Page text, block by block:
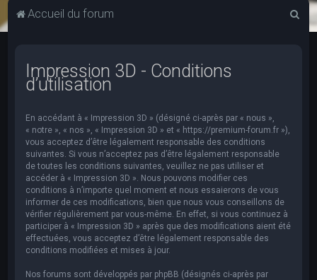
Accueil du forum
Impression 3D - Conditions
d’utilisation
En accédant à « Impression 3D » (désigné ci-après par « nous »,
« notre », « nos », « Impression 3D » et « https://premium-forum.fr »),
vous acceptez d’être légalement responsable des conditions
suivantes. Si vous n’acceptez pas d’être légalement responsable
de toutes les conditions suivantes, veuillez ne pas utiliser et
accéder à « Impression 3D ». Nous pouvons modifier ces
conditions à n’importe quel moment et nous essaierons de vous
informer de ces modifications, bien que nous vous conseillons de
vérifier régulièrement par vous-même. En effet, si vous continuez à
participer à « Impression 3D » après que des modifications aient été
effectuées, vous acceptez d’être légalement responsable des
conditions modifiées et mises à jour.
Nos forums sont développés par phpBB (désignés ci-après par